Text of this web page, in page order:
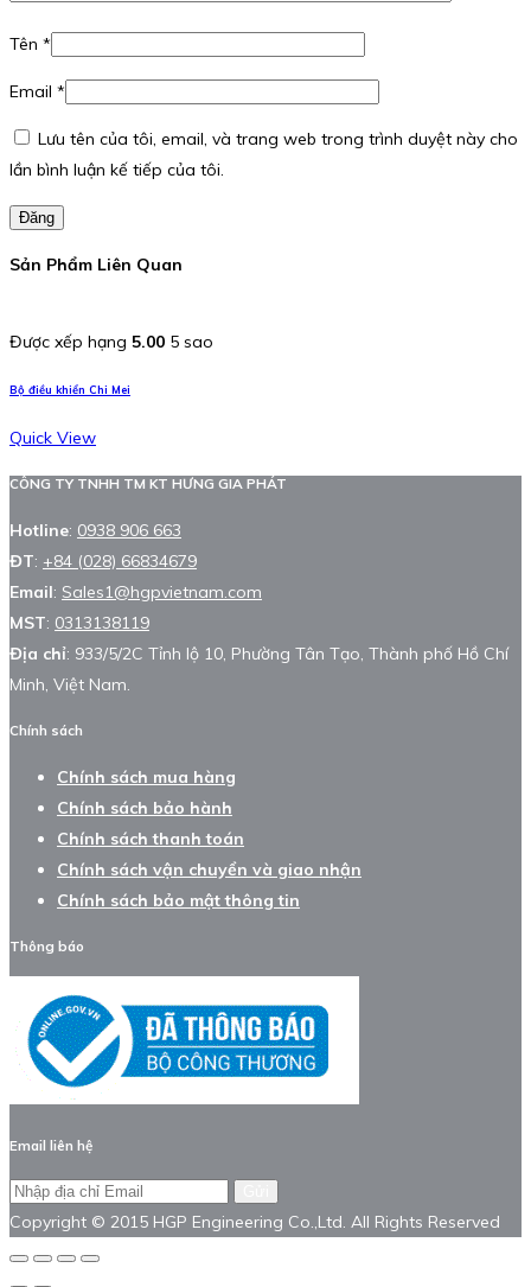
Tên *
Email *
Lưu tên của tôi, email, và trang web trong trình duyệt này cho
lần bình luận kế tiếp của tôi.
Đăng
Sản Phẩm Liên Quan
Được xếp hạng 5.00 5 sao
Bộ điều khiển Chi Mei
Quick View
CÔNG TY TNHH TM KT HƯNG GIA PHÁT
Hotline: 0938 906 663
ĐT: +84 (028) 66834679
Email: Sales1@hgpvietnam.com
MST: 0313138119
Địa chỉ: 933/5/2C Tỉnh lộ 10, Phường Tân Tạo, Thành phố Hồ Chí
Minh, Việt Nam.
Chính sách
Chính sách mua hàng
Chính sách bảo hành
Chính sách thanh toán
Chính sách vận chuyển và giao nhận
Chính sách bảo mật thông tin
Thông báo
Email liên hệ
Copyright © 2015 HGP Engineering Co.,Ltd. All Rights Reserved